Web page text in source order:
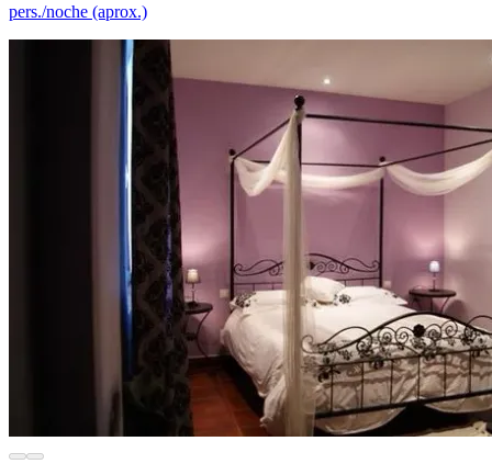
pers./noche (aprox.)